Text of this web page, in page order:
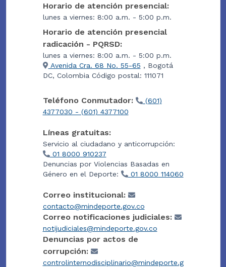
Horario de atención presencial:
lunes a viernes: 8:00 a.m. - 5:00 p.m.
Horario de atención presencial
radicación - PQRSD:
lunes a viernes: 8:00 a.m. - 5:00 p.m.
Avenida Cra. 68 No. 55-65 , Bogotá
DC, Colombia Código postal: 111071
Teléfono Conmutador:
(601)
4377030 - (601) 4377100
Líneas gratuitas:
Servicio al ciudadano y anticorrupción:
01 8000 910237
Denuncias por Violencias Basadas en
Género en el Deporte:
01 8000 114060
Correo institucional:
contacto@mindeporte.gov.co
Correo notificaciones judiciales:
notijudiciales@mindeporte.gov.co
Denuncias por actos de
corrupción:
controlinternodisciplinario@mindeporte.g